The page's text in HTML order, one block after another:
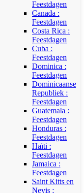
Feestdagen
Canada :
Feestdagen
Costa Rica :
Feestdagen
Cuba :
Feestdagen
Dominica :
Feestdagen
Dominicaanse
Republiek :
Feestdagen
Guatemala :
Feestdagen
Honduras :
Feestdagen
Haïti :
Feestdagen
Jamaica :
Feestdagen
Saint Kitts en
Nevis :